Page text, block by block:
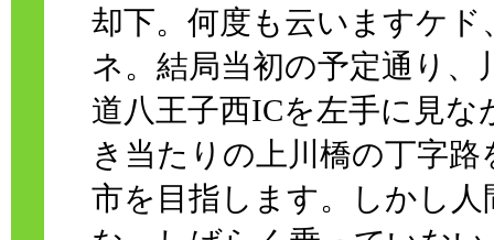
却下。何度も云いますケ
ネ。結局当初の予定通り
道八王子西ICを左手に見
き当たりの上川橋の丁字
市を目指します。しかし